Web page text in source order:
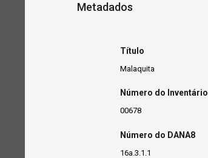
Metadados
Título
Malaquita
Número do Inventário
00678
Número do DANA8
16a.3.1.1